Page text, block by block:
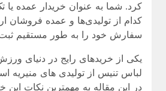
کرد. شما به عنوان خریدار عمده یا
کدام از تولیدی‌ها و عمده فروشان
سفارش خود را به طور مستقیم ثبت
یکی از خریدهای رایج در دنیای
لباس تنیس از تولیدی های منیریه
در این مقاله به مهمترین نکات این